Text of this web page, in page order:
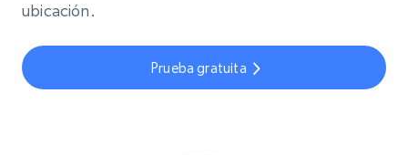
ubicación.
Prueba gratuita